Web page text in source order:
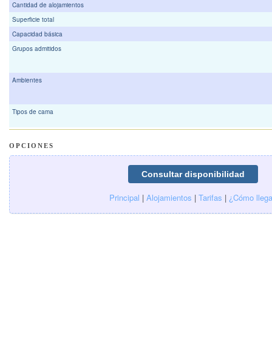
Cantidad de alojamientos
Superficie total
Capacidad básica
Grupos admitidos
Ambientes
Tipos de cama
OPCIONES
Principal | Alojamientos | Tarifas | ¿Cómo